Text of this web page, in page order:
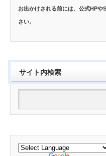
お出かけされる前には、公式HP
さい。
サイト内検索